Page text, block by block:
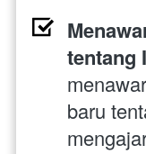
tentang
baru